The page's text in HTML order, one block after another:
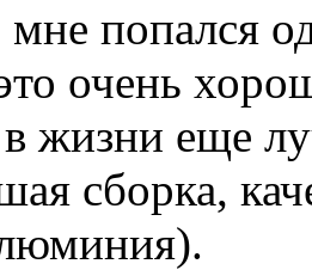
попался
очень
в жизни еще
сборка,